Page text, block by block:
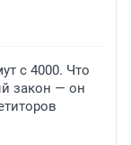
с 4000. Что
закон — он